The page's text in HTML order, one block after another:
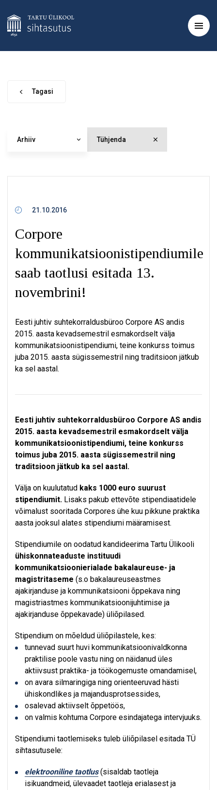
Tagasi
Arhiiv Tühjenda
21.10.2016
Corpore
kommunikatsioonistipendiumile
saab taotlusi esitada 13.
novembrini!
Eesti juhtiv suhtekorraldusbüroo Corpore AS andis
2015. aasta kevadsemestril esmakordselt välja
kommunikatsioonistipendiumi, teine konkurss toimus
juba 2015. aasta sügissemestril ning traditsioon jätkub
ka sel aastal.
Eesti juhtiv suhtekorraldusbüroo Corpore AS andis
2015. aasta kevadsemestril esmakordselt välja
kommunikatsioonistipendiumi, teine konkurss
toimus juba 2015. aasta sügissemestril ning
traditsioon jätkub ka sel aastal.
Välja on kuulutatud kaks 1000 euro suurust
stipendiumit. Lisaks pakub ettevõte stipendiaatidele
võimalust sooritada Corpores ühe kuu pikkune praktika
aasta jooksul alates stipendiumi määramisest.
Stipendiumile on oodatud kandideerima Tartu Ülikooli
ühiskonnateaduste instituudi
kommunikatsioonierialade bakalaureuse- ja
magistritaseme (s.o bakalaureuseastmes
ajakirjanduse ja kommunikatsiooni õppekava ning
magistriastmes kommunikatsioonijuhtimise ja
ajakirjanduse õppekavade) üliõpilased.
Stipendium on mõeldud üliõpilastele, kes:
tunnevad suurt huvi kommunikatsioonivaldkonna
praktilise poole vastu ning on näidanud üles
aktiivsust praktika- ja töökogemuste omandamisel,
on avara silmaringiga ning orienteeruvad hästi
ühiskondlikes ja majandusprotsessides,
osalevad aktiivselt õppetöös,
on valmis kohtuma Corpore esindajatega intervjuuks.
Stipendiumi taotlemiseks tuleb üliõpilasel esitada TÜ
sihtasutusele:
elektrooniline taotlus (sisaldab taotleja
isikuandmeid, ülevaadet taotleja erialasest ja